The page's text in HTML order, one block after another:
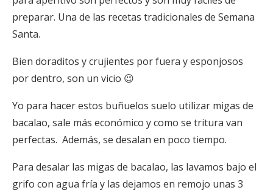
preparar. Una de las recetas tradicionales de Semana
Santa.
Bien doraditos y crujientes por fuera y esponjosos
por dentro, son un vicio 😉
Yo para hacer estos buñuelos suelo utilizar migas de
bacalao, sale más económico y como se tritura van
perfectas. Además, se desalan en poco tiempo.
Para desalar las migas de bacalao, las lavamos bajo el
grifo con agua fría y las dejamos en remojo unas 3